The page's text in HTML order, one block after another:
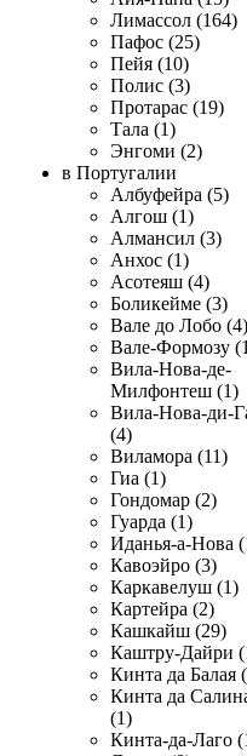
Лимассол (164)
Пафос (25)
Пейя (10)
Полис (3)
Протарас (19)
Тала (1)
Энгоми (2)
в Португалии
Албуфейра (5)
Алгош (1)
Алмансил (3)
Анхос (1)
Асотеяш (4)
Боликейме (3)
Вале до Лобо (4)
Вале-Формозу
Вила-Нова-де-
Милфонтеш (1)
Вила-Нова-ди-
(4)
Виламора (11)
Гиа (1)
Гондомар (2)
Гуарда (1)
Иданья-а-Нова
Кавоэйро (3)
Каркавелуш (1)
Картейра (2)
Кашкайш (29)
Каштру-Дайри
Кинта да Балая
Кинта да
(1)
Кинта-да-Лаго